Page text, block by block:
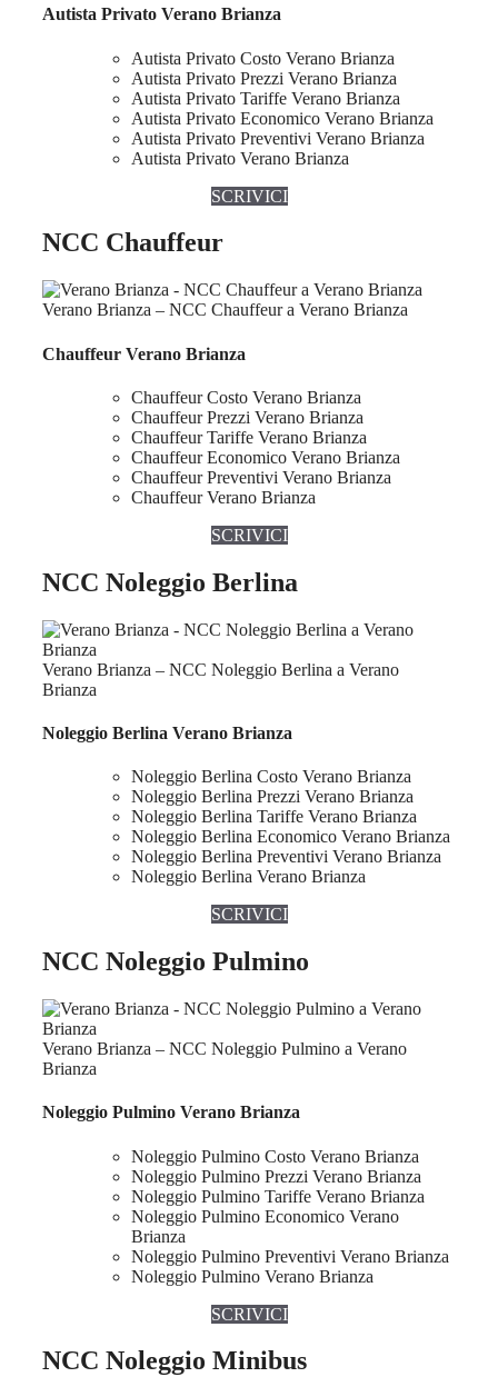
Autista Privato Verano Brianza
Autista Privato Costo Verano Brianza
Autista Privato Prezzi Verano Brianza
Autista Privato Tariffe Verano Brianza
Autista Privato Economico Verano Brianza
Autista Privato Preventivi Verano Brianza
Autista Privato Verano Brianza
SCRIVICI
NCC Chauffeur
Verano Brianza – NCC Chauffeur a Verano Brianza
Chauffeur Verano Brianza
Chauffeur Costo Verano Brianza
Chauffeur Prezzi Verano Brianza
Chauffeur Tariffe Verano Brianza
Chauffeur Economico Verano Brianza
Chauffeur Preventivi Verano Brianza
Chauffeur Verano Brianza
SCRIVICI
NCC Noleggio Berlina
Verano Brianza – NCC Noleggio Berlina a Verano
Brianza
Noleggio Berlina Verano Brianza
Noleggio Berlina Costo Verano Brianza
Noleggio Berlina Prezzi Verano Brianza
Noleggio Berlina Tariffe Verano Brianza
Noleggio Berlina Economico Verano Brianza
Noleggio Berlina Preventivi Verano Brianza
Noleggio Berlina Verano Brianza
SCRIVICI
NCC Noleggio Pulmino
Verano Brianza – NCC Noleggio Pulmino a Verano
Brianza
Noleggio Pulmino Verano Brianza
Noleggio Pulmino Costo Verano Brianza
Noleggio Pulmino Prezzi Verano Brianza
Noleggio Pulmino Tariffe Verano Brianza
Noleggio Pulmino Economico Verano
Brianza
Noleggio Pulmino Preventivi Verano Brianza
Noleggio Pulmino Verano Brianza
SCRIVICI
NCC Noleggio Minibus